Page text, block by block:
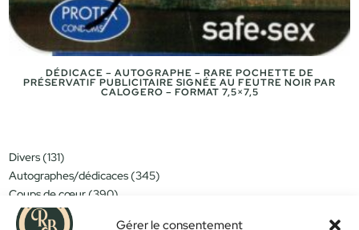
Gérer le consentement
DÉDICACE – AUTOGRAPHE – RARE POCHETTE DE
PRÉSERVATIF PUBLICITAIRE SIGNÉE AU FEUTRE NOIR PAR
CALOGERO – FORMAT 7,5×7,5
Divers 131131
produits
Autographes/dédicaces 345345
Coups de cœur 390390
Miniatures/jouets
produits